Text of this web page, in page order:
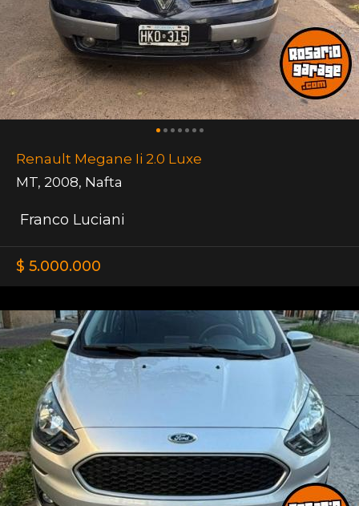
Renault Megane Ii 2.0 Luxe
MT, 2008, Nafta
Franco Luciani
$ 5.000.000